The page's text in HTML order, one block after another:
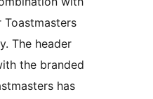
Toastmasters
The header
the branded
has